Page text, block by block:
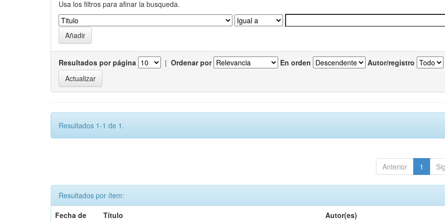
Usa los filtros para afinar la busqueda.
Resultados por página | Ordenar por En orden Autor/registro
Resultados 1-1 de 1.
Anterior 1
Resultados por ítem:
Fecha de
Título Autor(es)